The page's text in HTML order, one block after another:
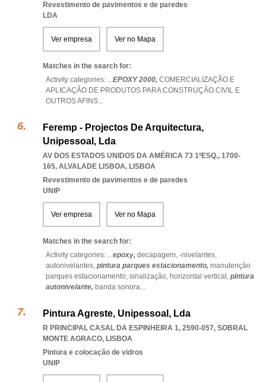
Revestimento de pavimentos e de paredes
LDA
Ver empresa Ver no Mapa
Matches in the search for:
Activity categories: ...EPOXY 2000, COMERCIALIZAÇÃO E
APLICAÇÃO DE PRODUTOS PARA CONSTRUÇÃO CIVIL E
OUTROS AFINS...
Feremp - Projectos De Arquitectura,
Unipessoal, Lda
AV DOS ESTADOS UNIDOS DA AMÉRICA 73 1ºESQ., 1700-
165, ALVALADE LISBOA, LISBOA
Revestimento de pavimentos e de paredes
UNIP
Ver empresa Ver no Mapa
Matches in the search for:
Activity categories: ...epoxy, decapagem, -nivelantes,
autonivelantes, pintura parques estacionamento, manutenção
parques estacionamento, sinalização, horizontal vertical, pintura
autonivelante, banda sonora...
Pintura Agreste, Unipessoal, Lda
R PRINCIPAL CASAL DA ESPINHEIRA 1, 2590-057, SOBRAL
MONTE AGRACO, LISBOA
Pintura e colocação de vidros
UNIP